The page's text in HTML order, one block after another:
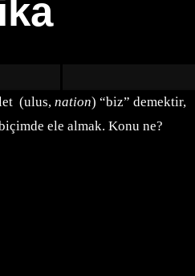
(ulus, nation) “biz” demektir,
ele almak. Konu ne?